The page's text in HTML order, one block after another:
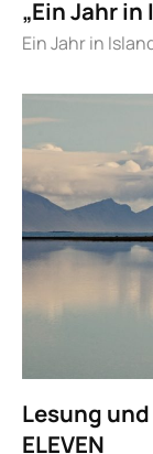
„Ein Jahr
Ein Jahr in
Lesung
ELEVEN